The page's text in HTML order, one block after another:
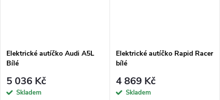
Elektrické autíčko Audi A5L
Bílé
5 036 Kč
Skladem
Elektrické autíčko Rapid Racer
bílé
4 869 Kč
Skladem